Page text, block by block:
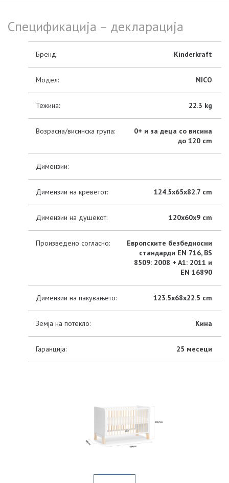
Спецификација – декларација
Бренд: Kinderkraft
Модел: NICO
Тежина: 22.3 kg
Возрасна/висинска група:
0+ и за деца со висина
до 120 cm
Димензии:
Димензии на креветот: 124.5x65x82.7 cm
Димензии на душекот: 120x60x9 cm
Произведено согласно:
Европските безбедносни
стандарди EN 716, BS
8509: 2008 + A1: 2011 и
EN 16890
Димензии на пакувањето: 123.5x68x22.5 cm
Земја на потекло: Кина
Гаранција: 25 месеци